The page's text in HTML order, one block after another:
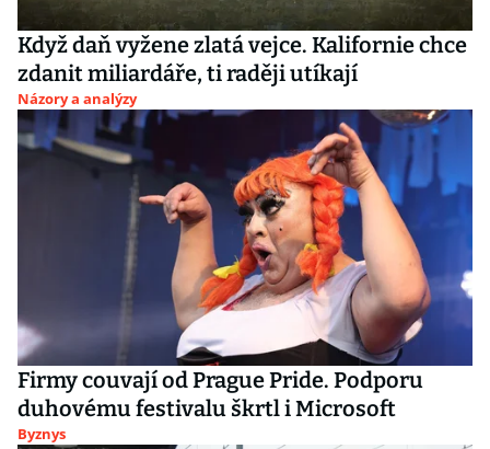
Když daň vyžene zlatá vejce. Kalifornie chce
zdanit miliardáře, ti raději utíkají
Názory a analýzy
Firmy couvají od Prague Pride. Podporu
duhovému festivalu škrtl i Microsoft
Byznys